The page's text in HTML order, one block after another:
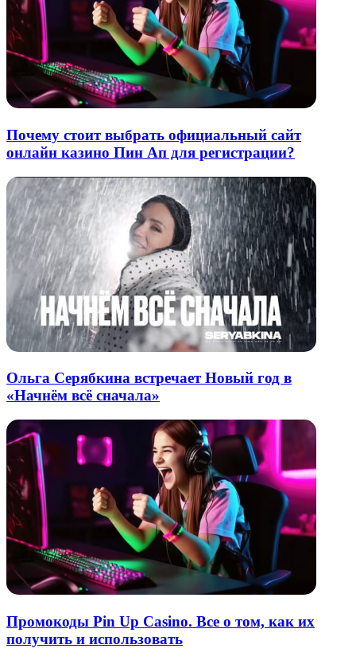
Почему стоит выбрать официальный сайт
онлайн казино Пин Ап для регистрации?
Ольга Серябкина встречает Новый год в
«Начнём всё сначала»
Промокоды Pin Up Casino. Все о том, как их
получить и использовать